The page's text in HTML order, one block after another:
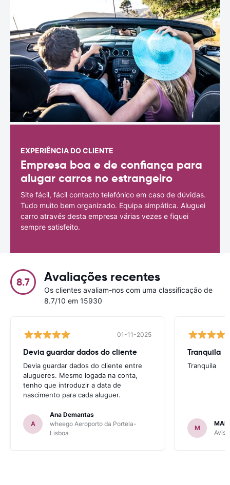
EXPERIÊNCIA DO CLIENTE
Empresa boa e de confiança para
alugar carros no estrangeiro
Site fácil, fácil contacto telefónico em caso de dúvidas.
Tudo muito bem organizado. Equipa simpática. Aluguei
carro através desta empresa várias vezes e fiquei
sempre satisfeito.
8.7 Avaliações recentes
Os clientes avaliam-nos com uma classificação de
8.7/10 em 15930
01-11-2025
Devia guardar dados do cliente
Devia guardar dados do cliente entre
alugueres. Mesmo logada na conta,
tenho que introduzir a data de
nascimento para cada aluguer.
A
Ana Demantas
wheego Aeroporto da Portela-
Lisboa
Tranquila
Tranquila
M
Avis